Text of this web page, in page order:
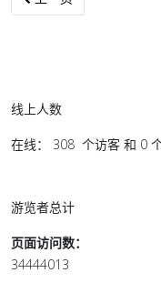
线上人数
在线： 308 个访客 和 0
游览者总计
页面访问数：
34444013